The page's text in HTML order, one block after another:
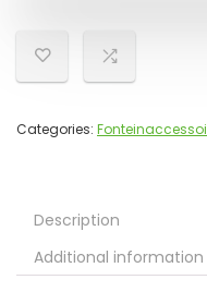
Categories:
Description
Additional information